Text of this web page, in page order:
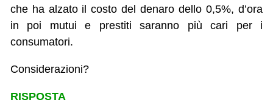
che ha alzato il costo del denaro dello 0,5%, d’ora
in poi mutui e prestiti saranno più cari per i
consumatori.
Considerazioni?
RISPOSTA